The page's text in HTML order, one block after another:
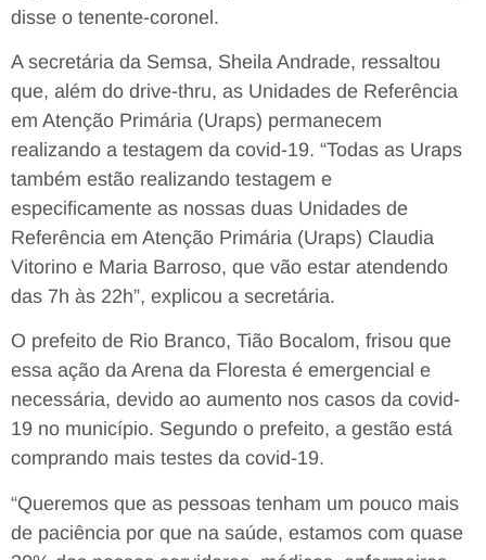
disse o tenente-coronel.
A secretária da Semsa, Sheila Andrade, ressaltou
que, além do drive-thru, as Unidades de Referência
em Atenção Primária (Uraps) permanecem
realizando a testagem da covid-19. “Todas as Uraps
também estão realizando testagem e
especificamente as nossas duas Unidades de
Referência em Atenção Primária (Uraps) Claudia
Vitorino e Maria Barroso, que vão estar atendendo
das 7h às 22h”, explicou a secretária.
O prefeito de Rio Branco, Tião Bocalom, frisou que
essa ação da Arena da Floresta é emergencial e
necessária, devido ao aumento nos casos da covid-
19 no município. Segundo o prefeito, a gestão está
comprando mais testes da covid-19.
“Queremos que as pessoas tenham um pouco mais
de paciência por que na saúde, estamos com quase